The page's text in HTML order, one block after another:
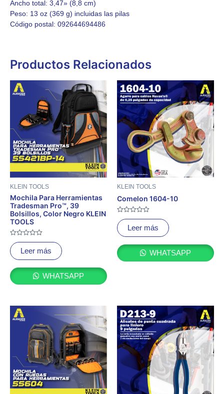
Ancho total: 3,47» (8,8 cm)
Peso: 13 oz (369 g) incluidas las pilas
Código postal: 092644694486
Productos Relacionados
KLEIN TOOLS
Mochila Para Herramientas
Tradesman Pro™, 39
Bolsillos, Color Negro KLEIN
TOOLS
Valorado
con
0
de
Leer más
WHATSAPP
KLEIN TOOLS
Comelon 1604-10
Valorado
con
0
de
Leer más
WHATSAPP